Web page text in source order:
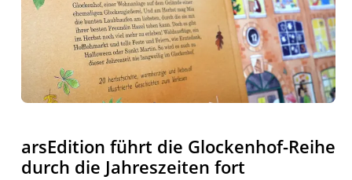
arsEdition führt die Glockenhof-Reihe
durch die Jahreszeiten fort